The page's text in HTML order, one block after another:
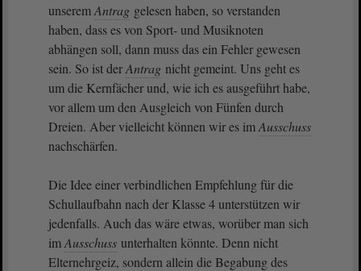
unseremAntrag gelesen haben, so verstanden
haben, dass es von Sport- und Musiknoten
abhängen soll, dann muss das ein Fehler gewesen
sein. So ist derAntrag nicht gemeint. Uns geht es
um die Kernfächer und, wie ich es ausgeführt habe,
vor allem um den Ausgleich von Fünfen durch
Dreien. Aber vielleicht können wir es imAusschuss
nachschärfen.
Die Idee einer verbindlichen Empfehlung für die
Schullaufbahn nach der Klasse 4 unterstützen wir
jedenfalls. Auch das wäre etwas, worüber man sich
imAusschuss unterhalten könnte. Denn nicht
Elternehrgeiz, sondern allein die Begabung des